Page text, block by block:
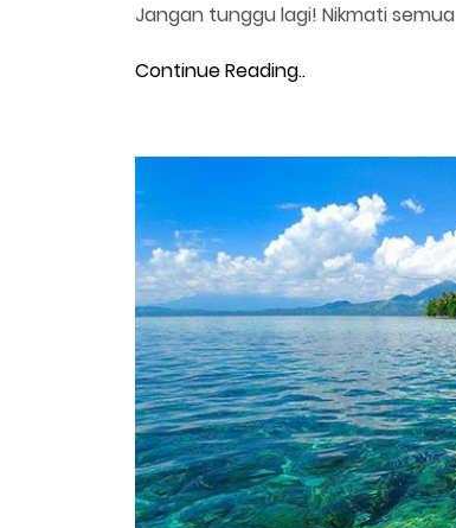
Jangan tunggu lagi! Nikmati semua
Continue Reading..